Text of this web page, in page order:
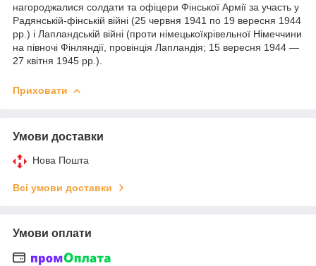
нагороджалися солдати та офіцери Фінської Армії за участь у
Радянській-фінській війні (25 червня 1941 по 19 вересня 1944
рр.) і Лапландській війні (проти німецькоїкрівельної Німеччини
на півночі Фінляндії, провінція Лапландія; 15 вересня 1944 —
27 квітня 1945 рр.).
Приховати
Умови доставки
Нова Пошта
Всі умови доставки
Умови оплати